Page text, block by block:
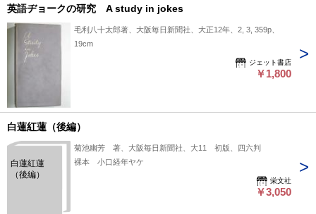
英語ヂョークの研究 A study in jokes
毛利八十太郎著、大阪毎日新聞社、大正12年、2, 3, 359p、
19cm
ジェット書店
￥1,800
白蓮紅蓮（後編）
白蓮紅蓮
（後編）
菊池幽芳 著、大阪毎日新聞社、大11 初版、四六判
裸本 小口経年ヤケ
栄文社
￥3,050